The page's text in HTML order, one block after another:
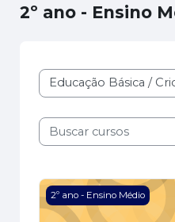
2º ano - Ensino
Categorias de Cursos
Buscar cursos
Imagem do curso
2º ano - Ensino Médio